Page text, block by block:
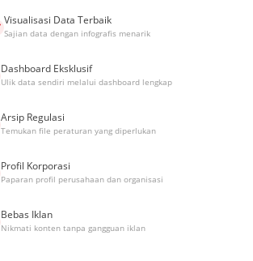
Visualisasi Data Terbaik
Sajian data dengan infografis menarik
Dashboard Eksklusif
Ulik data sendiri melalui dashboard lengkap
Arsip Regulasi
Temukan file peraturan yang diperlukan
Profil Korporasi
Paparan profil perusahaan dan organisasi
Bebas Iklan
Nikmati konten tanpa gangguan iklan